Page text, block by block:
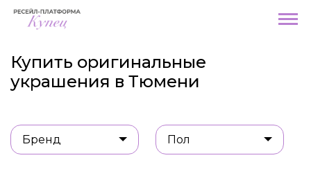
Купить оригинальные
украшения в Тюмени
Бренд Пол